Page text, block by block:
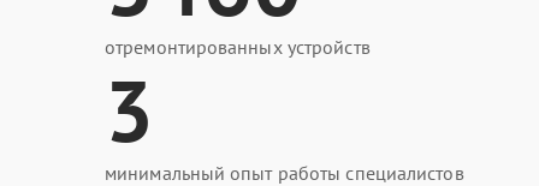
отремонтированных устройств
3
минимальный опыт работы специалистов